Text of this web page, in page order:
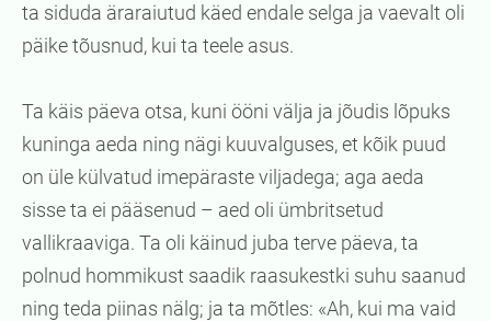
ta siduda äraraiutud käed endale selga ja vaevalt oli
päike tõusnud, kui ta teele asus.
Ta käis päeva otsa, kuni ööni välja ja jõudis lõpuks
kuninga aeda ning nägi kuuvalguses, et kõik puud
on üle külvatud imepäraste viljadega; aga aeda
sisse ta ei pääsenud – aed oli ümbritsetud
vallikraaviga. Ta oli käinud juba terve päeva, ta
polnud hommikust saadik raasukestki suhu saanud
ning teda piinas nälg; ja ta mõtles: «Ah, kui ma vaid